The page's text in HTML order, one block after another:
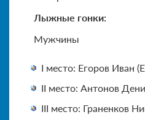
Лыжные гонки:
Мужчины
I место: Егоров Иван
II место: Антонов
III место: Граненков